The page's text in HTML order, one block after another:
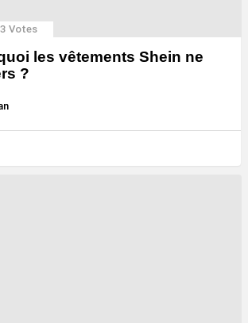
Votes
les vêtements Shein ne
?